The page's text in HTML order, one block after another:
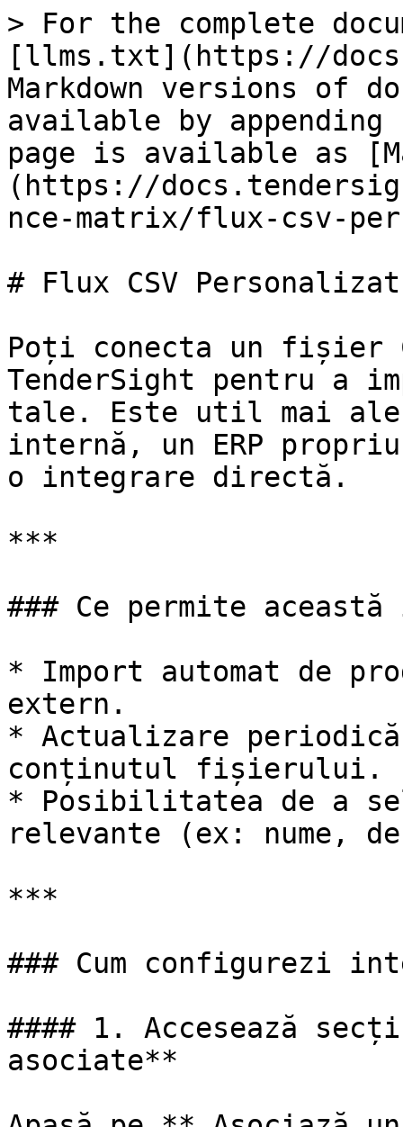
> For the complete
[llms.txt](https://
Markdown versions of
available by
page is available as
(https://
nce-matrix/flux-csv-
# Flux CSV Personalizat
Poți conecta un fișier
TenderSight pentru a
tale. Este util mai
internă, un ERP
o integrare directă.
***
### Ce permite
* Import automat de
extern.
* Actualizare
conținutul fișierului.
* Posibilitatea de a
relevante (ex: nume,
***
### Cum configurezi
#### 1. Accesează
asociate**